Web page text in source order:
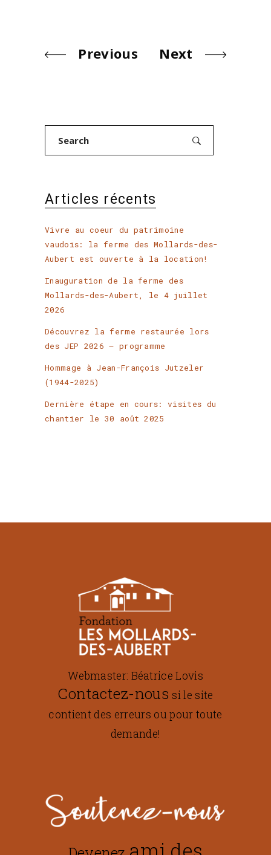
Previous Next
Search
Articles récents
Vivre au coeur du patrimoine
vaudois: la ferme des Mollards-des-
Aubert est ouverte à la location!
Inauguration de la ferme des
Mollards-des-Aubert, le 4 juillet
2026
Découvrez la ferme restaurée lors
des JEP 2026 – programme
Hommage à Jean-François Jutzeler
(1944-2025)
Dernière étape en cours: visites du
chantier le 30 août 2025
Webmaster: Béatrice Lovis
Contactez-nous si le site
contient des erreurs ou pour toute
demande!